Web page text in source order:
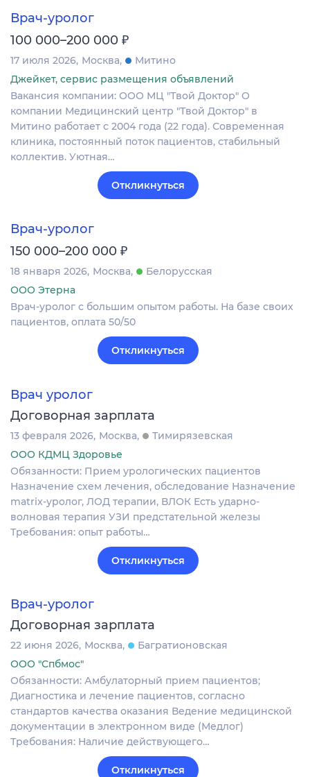
Врач-уролог
100 000–200 000 ₽
17 июля 2026 Москва
Митино
Джейкет, сервис размещения объявлений
Вакансия компании: ООО МЦ "Твой Доктор" О
компании Медицинский центр "Твой Доктор" в
Митино работает с 2004 года (22 года). Современная
клиника, постоянный поток пациентов, стабильный
коллектив. Уютная…
Откликнуться
Врач-уролог
150 000–200 000 ₽
18 января 2026 Москва
Белорусская
ООО Этерна
Врач-уролог с большим опытом работы. На базе своих
пациентов, оплата 50/50
Откликнуться
Врач уролог
Договорная зарплата
13 февраля 2026 Москва
Тимирязевская
ООО КДМЦ Здоровье
Обязанности: Прием урологических пациентов
Назначение схем лечения, обследование Назначение
matrix-уролог, ЛОД терапии, ВЛОК Есть ударно-
волновая терапия УЗИ предстательной железы
Требования: опыт работы…
Откликнуться
Врач-уролог
Договорная зарплата
22 июня 2026 Москва
Багратионовская
ООО "Спбмос"
Обязанности: Амбулаторный прием пациентов;
Диагностика и лечение пациентов, согласно
стандартов качества оказания Ведение медицинской
документации в электронном виде (Медлог)
Требования: Наличие действующего…
Откликнуться